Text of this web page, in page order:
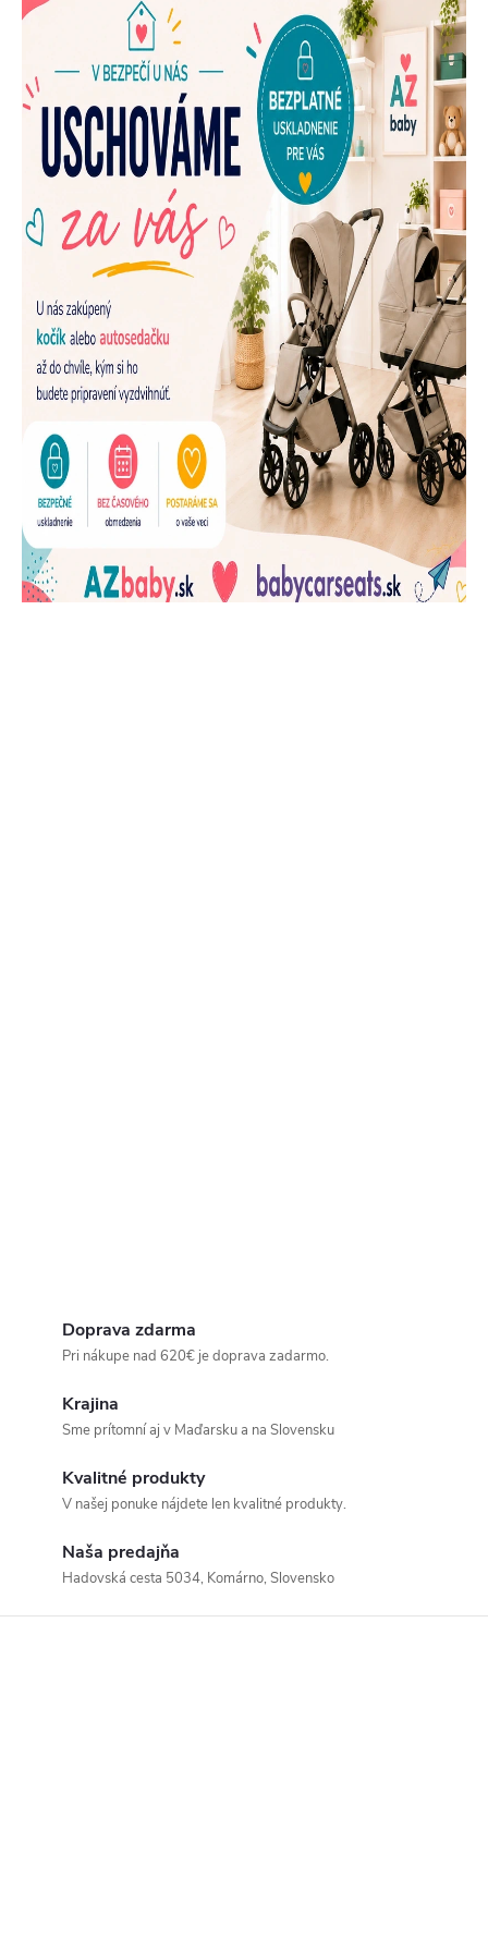
E
N
U
R
D
J
Ň
U
Doprava zdarma
Pri nákupe nad 620€ je doprava zadarmo.
Krajina
Sme prítomní aj v Maďarsku a na Slovensku
Kvalitné produkty
V našej ponuke nájdete len kvalitné produkty.
Naša predajňa
Hadovská cesta 5034, Komárno, Slovensko